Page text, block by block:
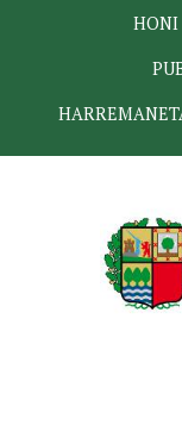
HONI